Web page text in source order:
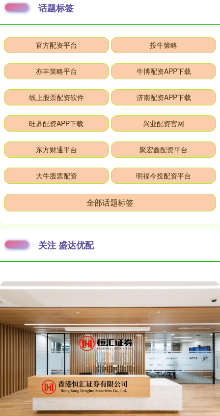
话题标签
官方配资平台 投牛策略
亦丰策略平台 牛博配资APP下载
线上股票配资软件 济南配资APP下载
旺鼎配资APP下载 兴业配资官网
东方财通平台 聚宏鑫配资平台
大牛股票配资 明福今投配资平台
全部话题标签
关注 盛达优配